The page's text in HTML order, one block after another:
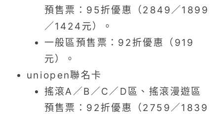
預售票：95折優惠（2849／1899
／1424元）。
一般區預售票：92折優惠（919
元）。
uniopen聯名卡
搖滾A／B／C／D區、搖滾漫遊區
預售票：92折優惠（2759／1839